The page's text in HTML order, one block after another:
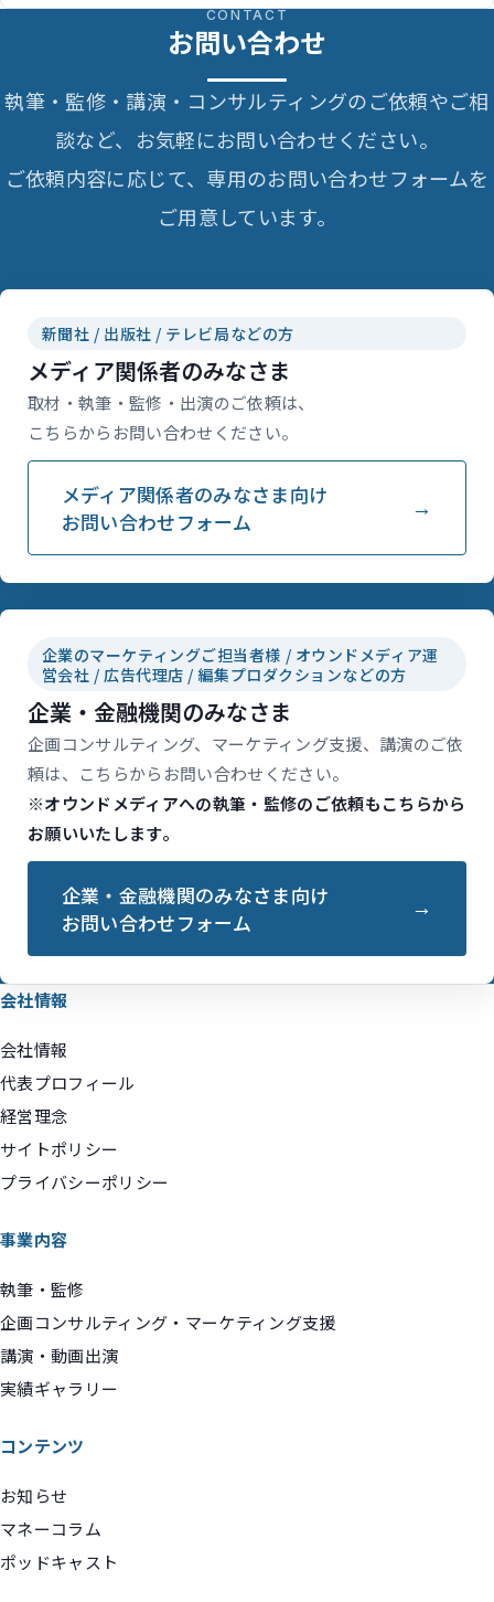
CONTACT
お問い合わせ
執筆・監修・講演・コンサルティングのご依頼やご相
談など、お気軽にお問い合わせください。
ご依頼内容に応じて、専用のお問い合わせフォームを
ご用意しています。
新聞社 / 出版社 / テレビ局などの方
メディア関係者のみなさま
取材・執筆・監修・出演のご依頼は、
こちらからお問い合わせください。
メディア関係者のみなさま向け
お問い合わせフォーム
企業のマーケティングご担当者様 / オウンドメディア運
営会社 / 広告代理店 / 編集プロダクションなどの方
企業・金融機関のみなさま
企画コンサルティング、マーケティング支援、講演のご依
頼は、こちらからお問い合わせください。
※オウンドメディアへの執筆・監修のご依頼もこちらから
お願いいたします。
企業・金融機関のみなさま向け
お問い合わせフォーム
会社情報
会社情報
代表プロフィール
経営理念
サイトポリシー
プライバシーポリシー
事業内容
執筆・監修
企画コンサルティング・マーケティング支援
講演・動画出演
実績ギャラリー
コンテンツ
お知らせ
マネーコラム
ポッドキャスト